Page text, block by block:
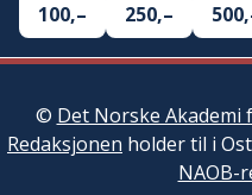
100,–
250,–
© Det Norske
Redaksjonen holder til i
NAOB-